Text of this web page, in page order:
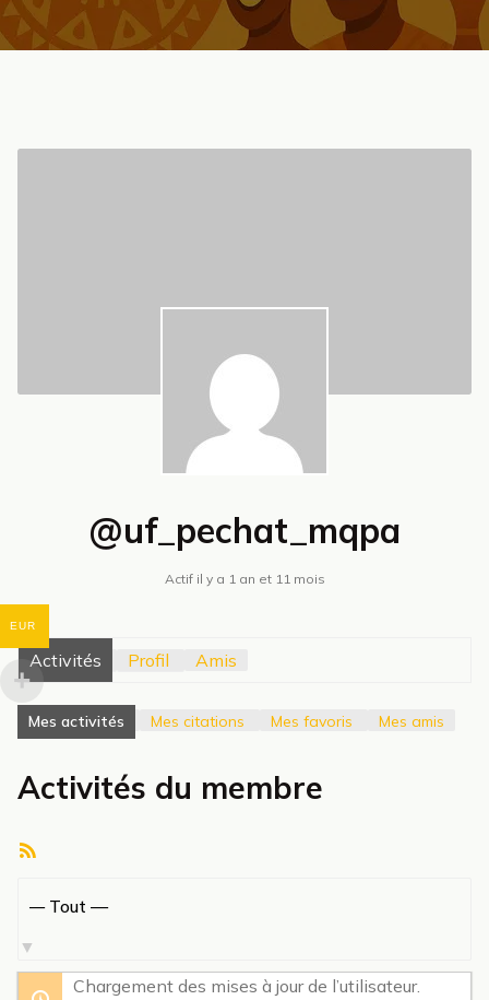
@uf_pechat_mqpa
Actif il y a 1 an et 11 mois
Activités Profil Amis
Mes activités Mes citations Mes favoris Mes amis
Activités du membre
par
activité:
Chargement des mises à jour de l’utilisateur.
EUR